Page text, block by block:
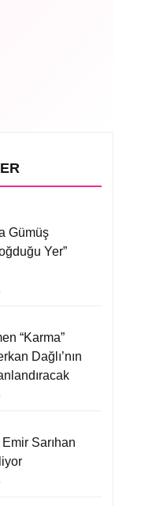
Gümüş
Yer”
“Karma”
Dağlı’nın
Sarıhan